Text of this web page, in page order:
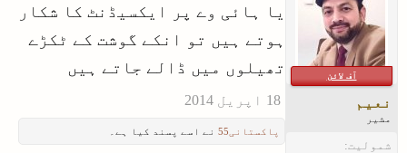
آف لائن
نعیم
مشیر
شمولیت:
یا ہائی وے پر ایکسیڈنٹ کا شکار
ہوتے ہیں تو انکے گوشت کے ٹکڑے
تھیلوں میں ڈالے جاتے ہیں
پاکستانی55 نے اسے پسند کیا ہے۔